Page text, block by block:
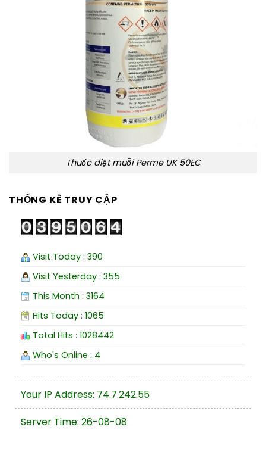
Thuốc diệt muỗi Perme UK 50EC
THỐNG KÊ TRUY CẬP
Visit Today : 390
Visit Yesterday : 355
This Month : 3164
Hits Today : 1065
Total Hits : 1028442
Who's Online : 4
Your IP Address: 74.7.242.55
Server Time: 26-08-08